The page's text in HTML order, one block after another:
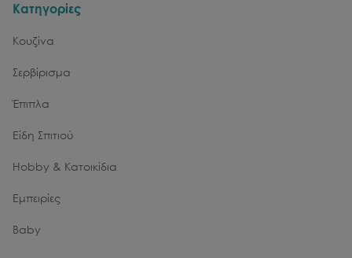
Κατηγορίες
Κουζίνα
Σερβίρισμα
Έπιπλα
Είδη Σπιτιού
Hobby & Κατοικίδια
Εμπειρίες
Baby